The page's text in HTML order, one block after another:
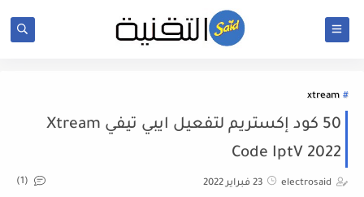
xtream
50 كود إكستريم لتفعيل ايبي تيفي Xtream
Code IptV 2022
electrosaid 23 فبراير 2022 (1)